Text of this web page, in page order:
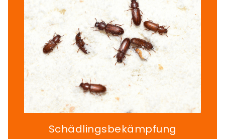
Schädlingsbekämpfung